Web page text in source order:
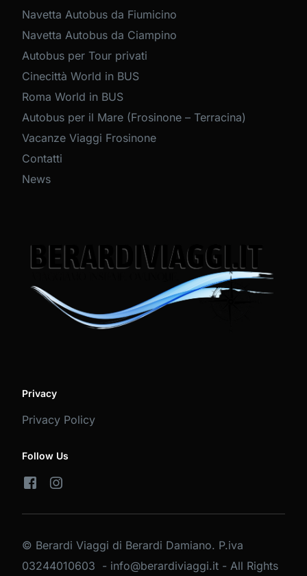
Navetta Autobus da Fiumicino
Navetta Autobus da Ciampino
Autobus per Tour privati
Cinecittà World in BUS
Roma World in BUS
Autobus per il Mare (Frosinone – Terracina)
Vacanze Viaggi Frosinone
Contatti
News
Privacy
Privacy Policy
Follow Us
© Berardi Viaggi di Berardi Damiano. P.iva
03244010603 - info@berardiviaggi.it - All Rights